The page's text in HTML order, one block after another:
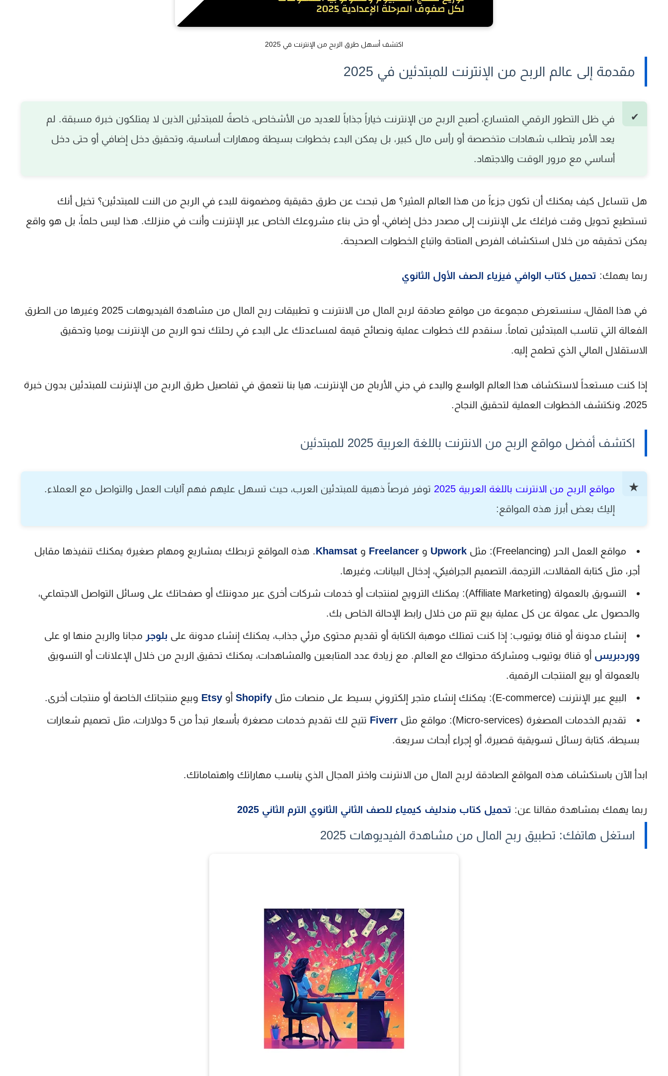
اكتشف أسهل طرق الربح من الإنترنت في 2025
مقدمة إلى عالم الربح من الإنترنت للمبتدئين في 2025
في ظل التطور الرقمي المتسارع، أصبح الربح من الإنترنت خياراً جذاباً للعديد من الأشخاص، خاصةً للمبتدئين الذين لا يمتلكون خبرة مسبقة. لم
يعد الأمر يتطلب شهادات متخصصة أو رأس مال كبير، بل يمكن البدء بخطوات بسيطة ومهارات أساسية، وتحقيق دخل إضافي أو حتى دخل
أساسي مع مرور الوقت والاجتهاد.
هل تتساءل كيف يمكنك أن تكون جزءاً من هذا العالم المثير؟ هل تبحث عن طرق حقيقية ومضمونة للبدء في الربح من النت للمبتدئين؟ تخيل أنك
تستطيع تحويل وقت فراغك على الإنترنت إلى مصدر دخل إضافي، أو حتى بناء مشروعك الخاص عبر الإنترنت وأنت في منزلك. هذا ليس حلماً، بل هو واقع
يمكن تحقيقه من خلال استكشاف الفرص المتاحة واتباع الخطوات الصحيحة.
ربما يهمك: تحميل كتاب الوافي فيزياء الصف الأول الثانوي
في هذا المقال، سنستعرض مجموعة من مواقع صادقة لربح المال من الانترنت و تطبيقات ربح المال من مشاهدة الفيديوهات 2025
وغيرها من الطرق
الفعالة التي تناسب المبتدئين تماماً. سنقدم لك خطوات عملية ونصائح قيمة لمساعدتك على البدء في رحلتك نحو الربح من الإنترنت يوميا وتحقيق
الاستقلال المالي الذي تطمح إليه.
إذا كنت مستعداً لاستكشاف هذا العالم الواسع والبدء في جني الأرباح من الإنترنت، هيا بنا نتعمق في تفاصيل طرق الربح من الإنترنت للمبتدئين بدون خبرة
2025، ونكتشف الخطوات العملية لتحقيق النجاح.
اكتشف أفضل مواقع الربح من الانترنت باللغة العربية 2025 للمبتدئين
مواقع الربح من الانترنت باللغة العربية 2025
توفر فرصاً ذهبية للمبتدئين العرب، حيث تسهل عليهم فهم آليات العمل والتواصل مع العملاء.
إليك بعض أبرز هذه المواقع:
مواقع العمل الحر (Freelancing): مثل Upwork و Freelancer و Khamsat. هذه المواقع تربطك بمشاريع ومهام صغيرة يمكنك تنفيذها مقابل
أجر، مثل كتابة المقالات، الترجمة، التصميم الجرافيكي، إدخال البيانات، وغيرها.
التسويق بالعمولة (Affiliate Marketing):
يمكنك الترويج لمنتجات أو خدمات شركات أخرى عبر مدونتك أو صفحاتك على وسائل التواصل الاجتماعي،
والحصول على عمولة عن كل عملية بيع تتم من خلال رابط الإحالة الخاص بك.
إنشاء مدونة أو قناة يوتيوب: إذا كنت تمتلك موهبة الكتابة أو تقديم محتوى مرئي جذاب، يمكنك إنشاء مدونة على بلوجر مجانا والربح منها او على
ووردبريس أو قناة يوتيوب ومشاركة محتواك مع العالم. مع زيادة عدد المتابعين والمشاهدات، يمكنك تحقيق الربح من خلال الإعلانات أو التسويق
بالعمولة أو بيع المنتجات الرقمية.
البيع عبر الإنترنت (E-commerce): يمكنك إنشاء متجر إلكتروني بسيط على منصات مثل Shopify أو Etsy وبيع منتجاتك الخاصة أو منتجات أخرى.
تقديم الخدمات المصغرة (Micro-services): مواقع مثل Fiverr
تتيح لك تقديم خدمات مصغرة بأسعار تبدأ من 5 دولارات، مثل تصميم شعارات
بسيطة، كتابة رسائل تسويقية قصيرة، أو إجراء أبحاث سريعة.
ابدأ الآن باستكشاف هذه المواقع الصادقة لربح المال من الانترنت واختر المجال الذي يناسب مهاراتك واهتماماتك.
ربما يهمك بمشاهدة مقالنا عن: تحميل كتاب مندليف كيمياء للصف الثاني الثانوي الترم الثاني 2025
استغل هاتفك: تطبيق ربح المال من مشاهدة الفيديوهات 2025